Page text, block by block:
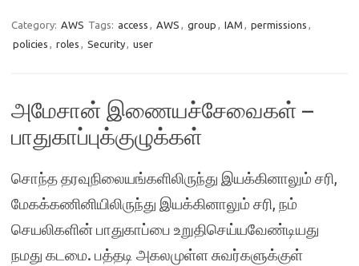
Category: AWS Tags: access , AWS , group , IAM , permissions ,
policies , roles , Security, user
அமேசான் இணையச்சேவைகள் –
பாதுகாப்புக்குழுக்கள்
சொந்த தரவுநிலையங்களிலிருந்து இயக்கினாலும் சரி,
மேகக்கணினியிலிருந்து இயக்கினாலும் சரி, நம்
செயலிகளின் பாதுகாப்பை உறுதிசெய்யவேண்டியது
நமது கடமை. பத்தடி அகலமுள்ள சுவர்களுக்குள்